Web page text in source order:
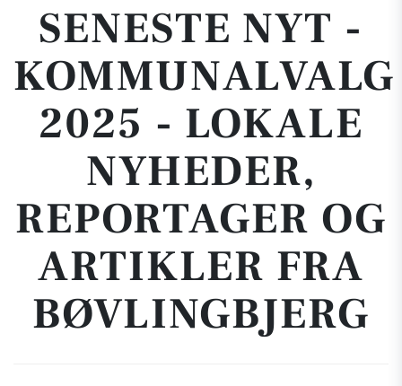
SENESTE NYT -
KOMMUNALVALG
2025 - LOKALE
NYHEDER,
REPORTAGER OG
ARTIKLER FRA
BØVLINGBJERG